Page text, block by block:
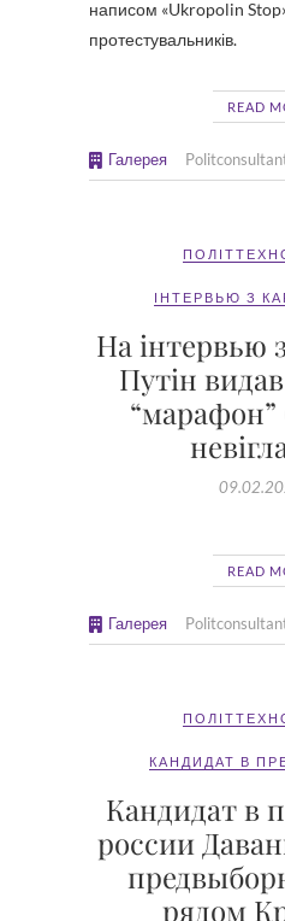
написом «Ukropolin
протестувальників.
READ
Галерея
ІНТЕРВЬЮ З
На інтервью
Путін
“марафон”
READ
Галерея
КАНДИДАТ В
Кандидат в
россии
рядом